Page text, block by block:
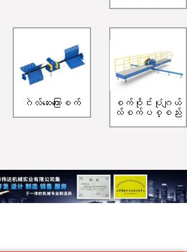
ဂဲလ်ဆေးကြောစက်
စက်ဝိုင်းပုံဂျယ်
လ်စက်ပစ္စည်း